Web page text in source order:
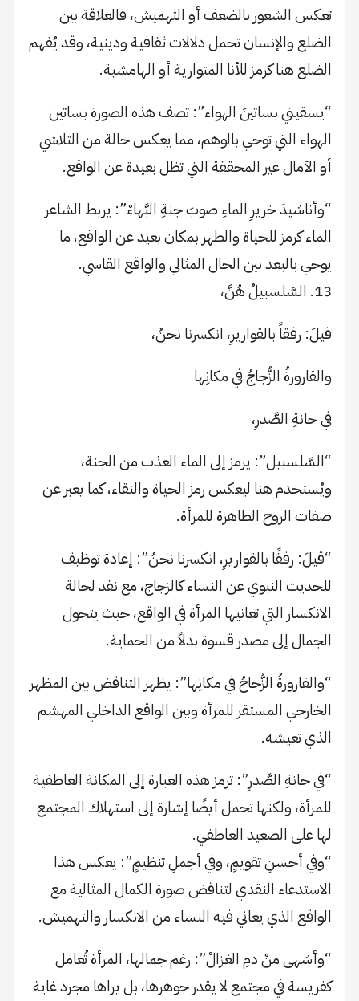
تعكس الشعور بالضعف أو التهميش، فالعلاقة بين
الضلع والإنسان تحمل دلالات ثقافية ودينية، وقد يُفهم
الضلع هنا كرمز للأنا المتوارية أو الهامشية.
“يسقيني بساتينَ الهواء”: تصف هذه الصورة بساتين
الهواء التي توحي بالوهم، مما يعكس حالة من التلاشي
أو الآمال غير المحققة التي تظل بعيدة عن الواقع.
“وأناشيدَ خريرِ الماءِ صوبَ جنةِ البَّهاءْ”: يربط الشاعر
الماء كرمز للحياة والطهر بمكان بعيد عن الواقع، ما
يوحي بالبعد بين الحال المثالي والواقع القاسي.
13. السَّلسبيلُ هُنَّ،
قيلَ: رفقاً بالقواريرِ، انكسرنا نحنُ،
والقارورةُ الزُّجاجُ في مكانِها
في حانةِ الصَّدرِ،
“السَّلسبيل”: يرمز إلى الماء العذب من الجنة،
ويُستخدم هنا ليعكس رمز الحياة والنقاء، كما يعبر عن
صفات الروح الطاهرة للمرأة.
“قيلَ: رفقًا بالقواريرِ، انكسرنا نحنُ”: إعادة توظيف
للحديث النبوي عن النساء كالزجاج، مع نقد لحالة
الانكسار التي تعانيها المرأة في الواقع، حيث يتحول
الجمال إلى مصدر قسوة بدلاً من الحماية.
“والقارورةُ الزُّجاجُ في مكانِها”: يظهر التناقض بين المظهر
الخارجي المستقر للمرأة وبين الواقع الداخلي المهشم
الذي تعيشه.
“في حانةِ الصَّدرِ”: ترمز هذه العبارة إلى المكانة العاطفية
للمرأة، ولكنها تحمل أيضًا إشارة إلى استهلاك المجتمع
لها على الصعيد العاطفي.
“وفي أحسنِ تقويمٍ، وفي أجملِ تنظيمٍ”: يعكس هذا
الاستدعاء النقدي لتناقض صورة الكمال المثالية مع
الواقع الذي يعاني فيه النساء من الانكسار والتهميش.
“وأشهى منْ دمِ الغزالْ”: رغم جمالها، المرأة تُعامل
كفريسة في مجتمع لا يقدر جوهرها، بل يراها مجرد غاية